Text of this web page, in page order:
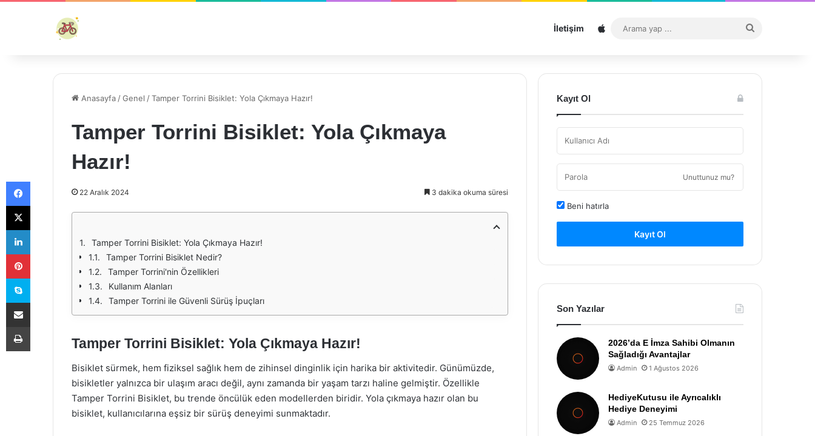
İletişim Sitemap
...
Anasayfa /Genel /Tamper Torrini Bisiklet: Yola Çıkmaya Hazır!
Tamper Torrini Bisiklet: Yola Çıkmaya
Hazır!
22 Aralık 2024 3 dakika okuma süresi
Tamper Torrini Bisiklet: Yola Çıkmaya Hazır!
Tamper Torrini Bisiklet Nedir?
Tamper Torrini'nin Özellikleri
Kullanım Alanları
Tamper Torrini ile Güvenli Sürüş İpuçları
Tamper Torrini Bisiklet: Yola Çıkmaya Hazır!
Bisiklet sürmek, hem fiziksel sağlık hem de zihinsel dinginlik için harika bir aktivitedir. Günümüzde,
bisikletler yalnızca bir ulaşım aracı değil, aynı zamanda bir yaşam tarzı haline gelmiştir. Özellikle
Tamper Torrini Bisiklet, bu trende öncülük eden modellerden biridir. Yola çıkmaya hazır olan bu
bisiklet, kullanıcılarına eşsiz bir sürüş deneyimi sunmaktadır.
Kayıt Ol
Unuttunuz mu?
Beni hatırla
Kayıt Ol
Son Yazılar
2026’da E İmza Sahibi Olmanın
Sağladığı Avantajlar
Admin 1 Ağustos 2026
HediyeKutusu ile Ayrıcalıklı
Hediye Deneyimi
Admin 25 Temmuz 2026
Facebook
X
LinkedIn
Pinterest
Skype
E-Posta ile paylaş